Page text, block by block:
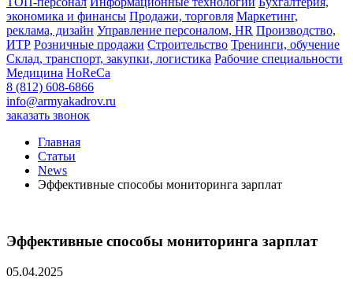
экономика и финансы Продажи, торговля Маркетинг,
реклама, дизайн Управление персоналом, HR Производство,
ИТР Розничные продажи Строительство Тренинги, обучение
Склад, транспорт, закупки, логистика Рабочие специальности
Медицина HoReCa
8 (812) 608-6866
info@armyakadrov.ru
заказать звонок
Главная
Статьи
News
Эффективные способы мониторинга зарплат
Эффективные способы мониторинга зарплат
05.04.2025